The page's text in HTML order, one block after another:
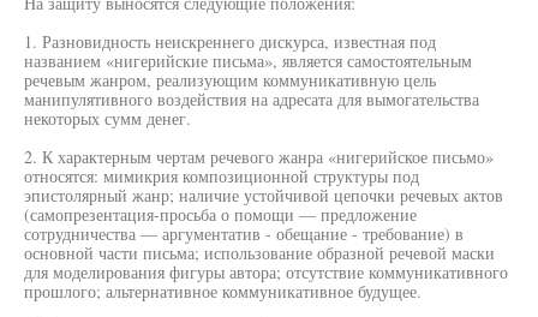
1. Разновидность неискреннего дискурса, известная под
названием «нигерийские письма», является самостоятельным
речевым жанром, реализующим коммуникативную цель
манипулятивного воздействия на адресата для вымогательства
некоторых сумм денег.
2. К характерным чертам речевого жанра «нигерийское письмо»
относятся: мимикрия композиционной структуры под
эпистолярный жанр; наличие устойчивой цепочки речевых актов
(самопрезентация-просьба о помощи — предложение
сотрудничества — аргументатив - обещание - требование) в
основной части письма; использование образной речевой маски
для моделирования фигуры автора; отсутствие коммуникативного
прошлого; альтернативное коммуникативное будущее.